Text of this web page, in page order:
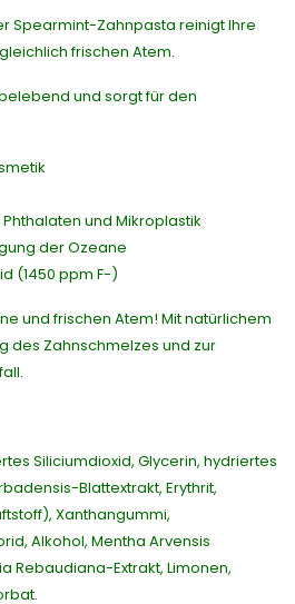
Spearmint-Zahnpasta reinigt Ihre
frischen Atem.
und sorgt für den
und Mikroplastik
der Ozeane
(1450 ppm F-)
und frischen Atem! Mit natürlichem
des Zahnschmelzes und zur
Siliciumdioxid, Glycerin, hydriertes
Blattextrakt, Erythrit,
Xanthangummi,
Alkohol, Mentha Arvensis
Rebaudiana-Extrakt, Limonen,